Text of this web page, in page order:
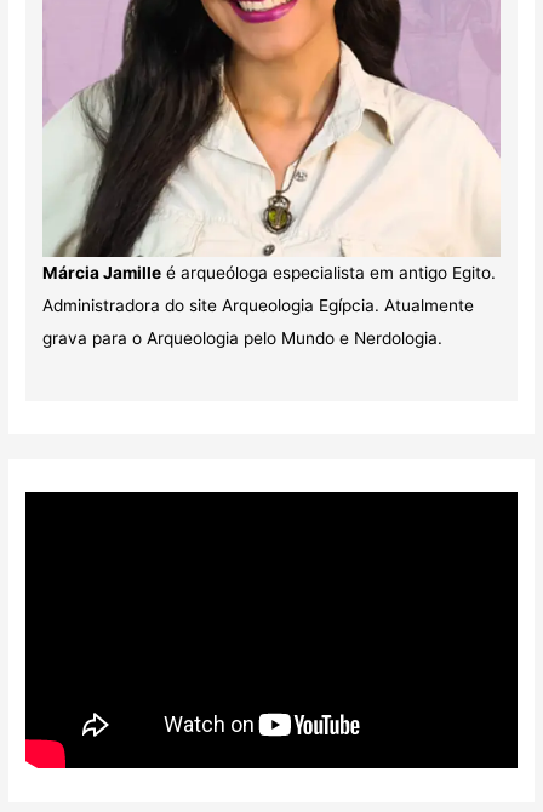
Márcia Jamilleé arqueóloga especialista em antigo Egito.
Administradora do site Arqueologia Egípcia. Atualmente
grava para o Arqueologia pelo Mundo e Nerdologia.